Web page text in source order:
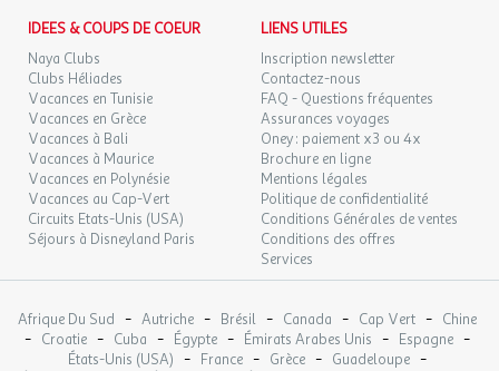
IDEES & COUPS DE COEUR
Naya Clubs
Clubs Héliades
Vacances en Tunisie
Vacances en Grèce
Vacances à Bali
Vacances à Maurice
Vacances en Polynésie
Vacances au Cap-Vert
Circuits Etats-Unis (USA)
Séjours à Disneyland Paris
LIENS UTILES
Inscription newsletter
Contactez-nous
FAQ - Questions fréquentes
Assurances voyages
Oney : paiement x3 ou 4x
Brochure en ligne
Mentions légales
Politique de confidentialité
Conditions Générales de ventes
Conditions des offres
Services
Afrique Du Sud - Autriche - Brésil - Canada - Cap Vert - Chine
- Croatie - Cuba - Égypte - Émirats Arabes Unis - Espagne -
États-Unis (USA) - France - Grèce - Guadeloupe -